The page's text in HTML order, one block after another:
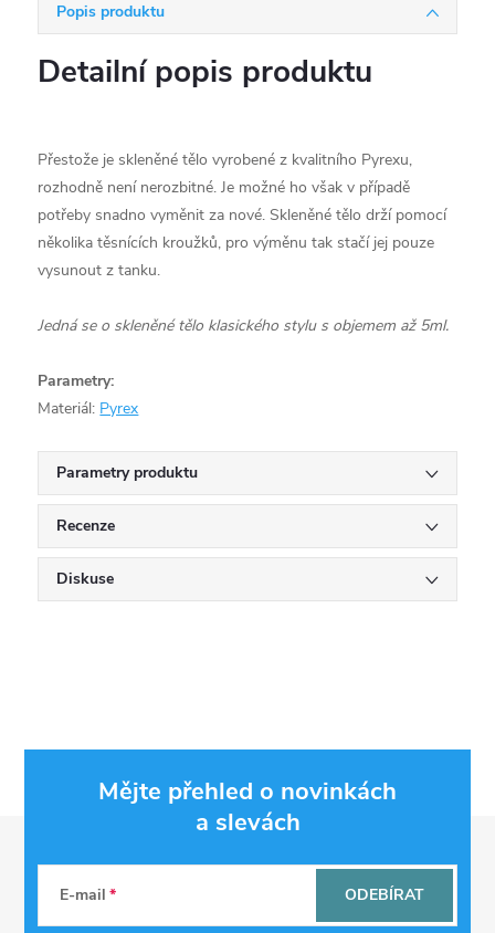
Popis produktu
Detailní popis produktu
Přestože je skleněné tělo vyrobené z kvalitního Pyrexu,
rozhodně není nerozbitné. Je možné ho však v případě
potřeby snadno vyměnit za nové. Skleněné tělo drží pomocí
několika těsnících kroužků, pro výměnu tak stačí jej pouze
vysunout z tanku.
Jedná se o skleněné tělo klasického stylu s objemem až 5ml.
Parametry:
Materiál: Pyrex
Parametry produktu
Recenze
Diskuse
Mějte přehled o novinkách
a slevách
E-mail ODEBÍRAT